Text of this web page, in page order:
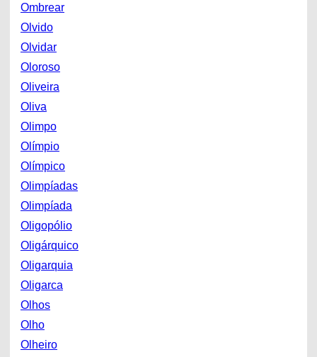
Ombrear
Olvido
Olvidar
Oloroso
Oliveira
Oliva
Olimpo
Olímpio
Olímpico
Olimpíadas
Olimpíada
Oligopólio
Oligárquico
Oligarquia
Oligarca
Olhos
Olho
Olheiro